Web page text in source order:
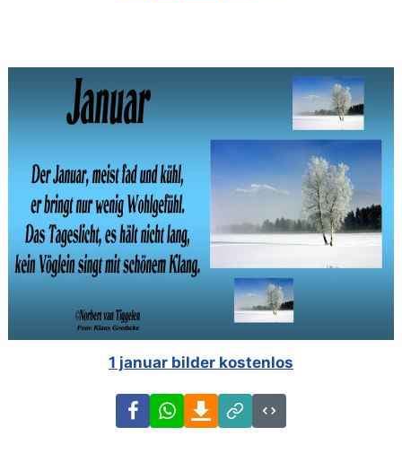
1 januar bilder kostenlos
FacebookWhatsAppDownload
Link
Code